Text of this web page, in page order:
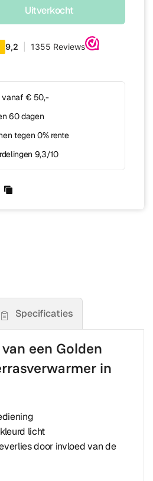
Uitverkocht
vanaf € 50,-
60 dagen
tegen 0% rente
9,3/10
Specificaties
een Golden
in
licht
door invloed van de